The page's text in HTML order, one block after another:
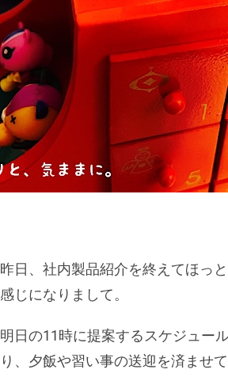
昨日、社内製品紹介を終えてほっ
感じになりまして。
明日の11時に提案するスケジュー
り、夕飯や習い事の送迎を済ませ